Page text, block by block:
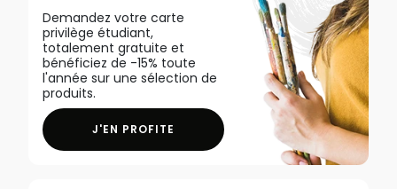
Demandez votre carte
privilège étudiant,
totalement gratuite et
bénéficiez de -15% toute
l'année sur une sélection de
produits.
J'EN PROFITE